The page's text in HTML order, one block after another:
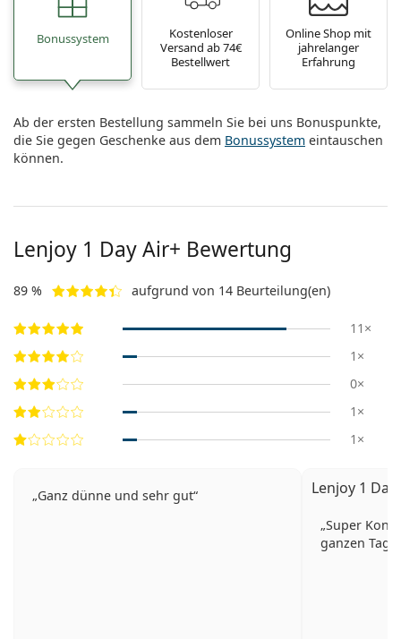
Bonussystem
Kostenloser
Versand ab 74€
Bestellwert
Online Shop mit
jahrelanger
Erfahrung
Ab der ersten Bestellung sammeln Sie bei uns Bonuspunkte,
die Sie gegen Geschenke aus dem Bonussystem eintauschen
können.
Lenjoy 1 Day Air+ Bewertung
89 % aufgrund von 14 Beurteilung(en)
11×
1×
0×
1×
1×
Ganz dünne und sehr gut Lenjoy 1
Super
ganzen Tag